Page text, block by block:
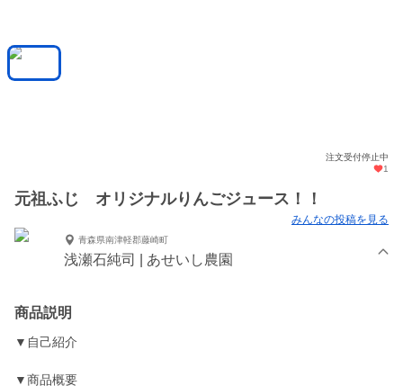
注文受付停止中
1
元祖ふじ オリジナルりんごジュース！！
みんなの投稿を見る
青森県南津軽郡藤崎町
浅瀬石純司 | あせいし農園
商品説明
▼自己紹介
▼商品概要